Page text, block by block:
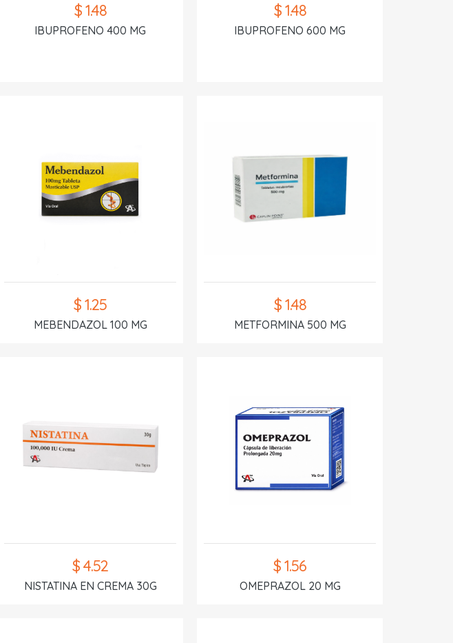
$ 1.48
IBUPROFENO 400 MG
$ 1.48
IBUPROFENO 600 MG
$ 1.25
MEBENDAZOL 100 MG
$ 1.48
METFORMINA 500 MG
$ 4.52
NISTATINA EN CREMA 30G
$ 1.56
OMEPRAZOL 20 MG